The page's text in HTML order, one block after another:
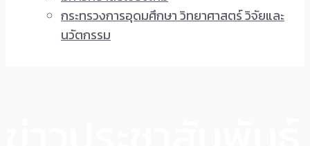
กระทรวงการอุดมศึกษา วิทยาศาสตร์ วิจัยและ
นวัตกรรม